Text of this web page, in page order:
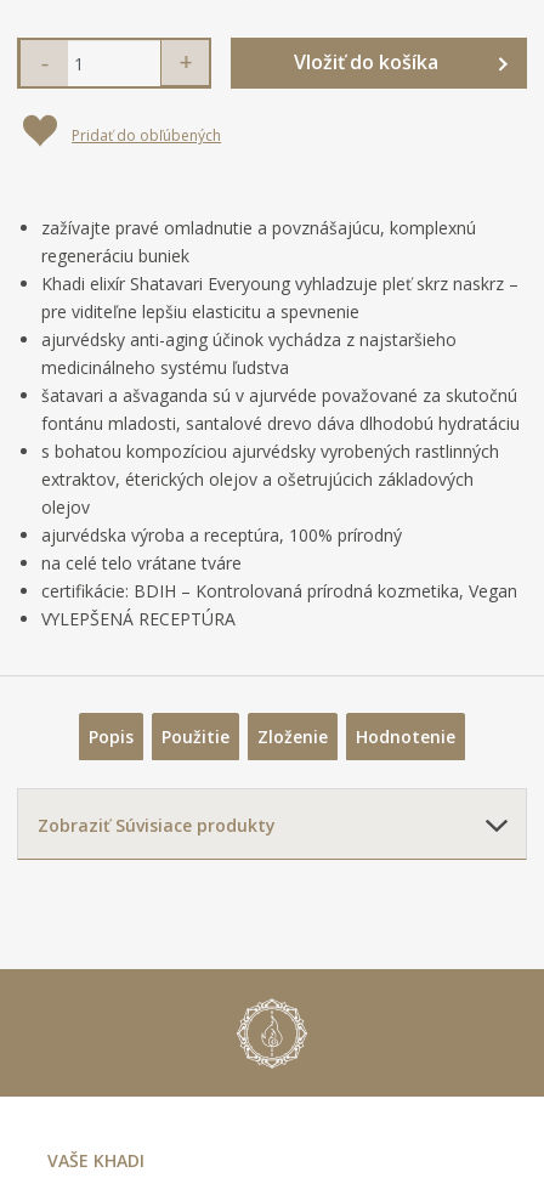
d
v
u
4
2
6
6
7
2
8
0
5
m
e
ť
o
e
N
v
ý
š
m
n
o
ž
s
t
v
o
S
í
ž
n
s
v
Vložiť do košíka
Pridať do obľúbených
zažívajte pravé omladnutie a povznášajúcu, komplexnú
regeneráciu buniek
Khadi elixír Shatavari Everyoung vyhladzuje pleť skrz naskrz –
pre viditeľne lepšiu elasticitu a spevnenie
ajurvédsky anti-aging účinok vychádza z najstaršieho
medicinálneho systému ľudstva
šatavari a ašvaganda sú v ajurvéde považované za skutočnú
fontánu mladosti, santalové drevo dáva dlhodobú hydratáciu
s bohatou kompozíciou ajurvédsky vyrobených rastlinných
extraktov, éterických olejov a ošetrujúcich základových
olejov
ajurvédska výroba a receptúra, 100% prírodný
na celé telo vrátane tváre
certifikácie: BDIH – Kontrolovaná prírodná kozmetika, Vegan
VYLEPŠENÁ RECEPTÚRA
Popis Použitie Zloženie Hodnotenie
Zobraziť Súvisiace produkty
VAŠE KHADI